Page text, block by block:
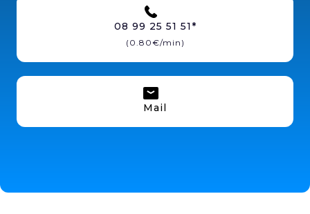
08 99 25 51 51*
(0.80€/min)
Mail